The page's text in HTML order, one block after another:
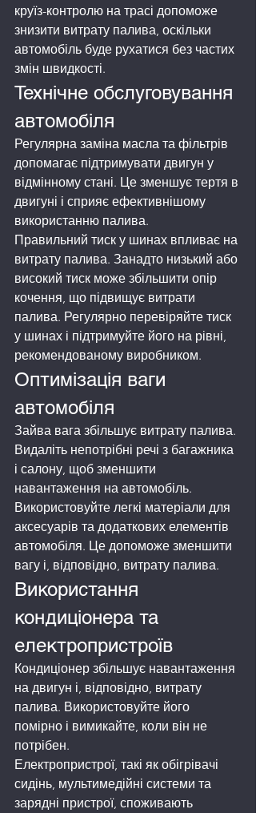
круїз-контролю на трасі допоможе
знизити витрату палива, оскільки
автомобіль буде рухатися без частих
змін швидкості.
Технічне обслуговування
автомобіля
Регулярна заміна масла та фільтрів
допомагає підтримувати двигун у
відмінному стані. Це зменшує тертя в
двигуні і сприяє ефективнішому
використанню палива.
Правильний тиск у шинах впливає на
витрату палива. Занадто низький або
високий тиск може збільшити опір
кочення, що підвищує витрати
палива. Регулярно перевіряйте тиск
у шинах і підтримуйте його на рівні,
рекомендованому виробником.
Оптимізація ваги
автомобіля
Зайва вага збільшує витрату палива.
Видаліть непотрібні речі з багажника
і салону, щоб зменшити
навантаження на автомобіль.
Використовуйте легкі матеріали для
аксесуарів та додаткових елементів
автомобіля. Це допоможе зменшити
вагу і, відповідно, витрату палива.
Використання
кондиціонера та
електропристроїв
Кондиціонер збільшує навантаження
на двигун і, відповідно, витрату
палива. Використовуйте його
помірно і вимикайте, коли він не
потрібен.
Електропристрої, такі як обігрівачі
сидінь, мультимедійні системи та
зарядні пристрої, споживають